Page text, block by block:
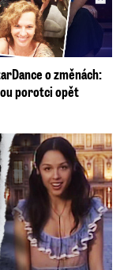
o změnách:
porotci opět
Rodrigo!